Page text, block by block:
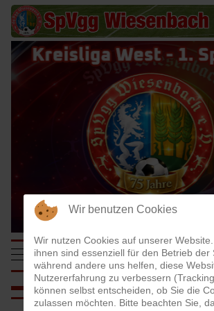
Mobile Menu ToggleSpVgg Wiesenbach
1951 e.V.
Wir benutzen Cookies
Wir nutzen Cookies auf unserer
ihnen sind essenziell für den Betrieb der
während andere uns helfen, diese
Nutzererfahrung zu verbessern
können selbst entscheiden, ob Sie die
zulassen möchten. Bitte beachten Sie,